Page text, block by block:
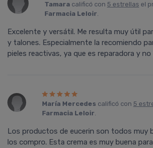
Tamara calificó con 5 estrellas el
Farmacia Leloir.
Excelente y versátil. Me resulta muy útil
y talones. Especialmente la recomiendo
pieles reactivas, ya que es reparadora y
María Mercedes calificó con 5
Farmacia Leloir.
Los productos de eucerin son todos muy
los compro. Esta crema es muy buena